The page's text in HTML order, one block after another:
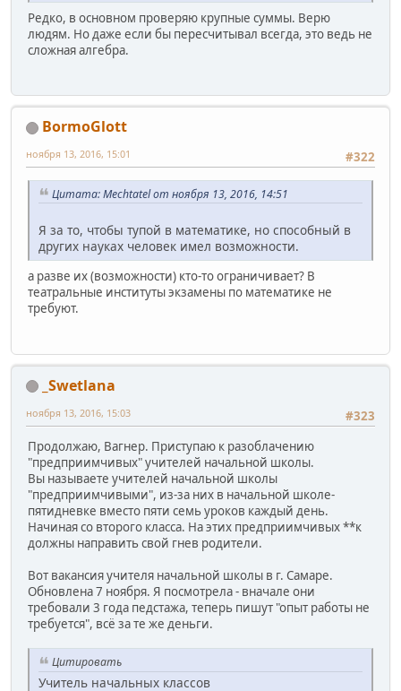
Редко, в основном проверяю крупные суммы. Верю
людям. Но даже если бы пересчитывал всегда, это ведь не
сложная алгебра.
BormoGlott
#322
ноября 13, 2016, 15:01
Цитата: Mechtatel от ноября 13, 2016, 14:51
Я за то, чтобы тупой в математике, но способный в
других науках человек имел возможности.
а разве их (возможности) кто-то ограничивает? В
театральные институты экзамены по математике не
требуют.
_Swetlana
#323
ноября 13, 2016, 15:03
Продолжаю, Вагнер. Приступаю к разоблачению
"предприимчивых" учителей начальной школы.
Вы называете учителей начальной школы
"предприимчивыми", из-за них в начальной школе-
пятидневке вместо пяти семь уроков каждый день.
Начиная со второго класса. На этих предприимчивых **к
должны направить свой гнев родители.
Вот вакансия учителя начальной школы в г. Самаре.
Обновлена 7 ноября. Я посмотрела - вначале они
требовали 3 года педстажа, теперь пишут "опыт работы не
требуется", всё за те же деньги.
Цитировать
Учитель начальных классов